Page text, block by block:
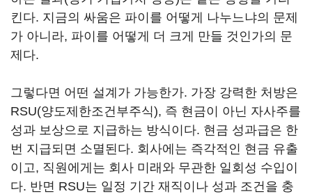
킨다. 지금의 싸움은 파이를 어떻게 나누느냐의 문제
가 아니라, 파이를 어떻게 더 크게 만들 것인가의 문
제다.
그렇다면 어떤 설계가 가능한가. 가장 강력한 처방은
RSU(양도제한조건부주식), 즉 현금이 아닌 자사주를
성과 보상으로 지급하는 방식이다. 현금 성과급은 한
번 지급되면 소멸된다. 회사에는 즉각적인 현금 유출
이고, 직원에게는 회사 미래와 무관한 일회성 수입이
다. 반면 RSU는 일정 기간 재직이나 성과 조건을 충